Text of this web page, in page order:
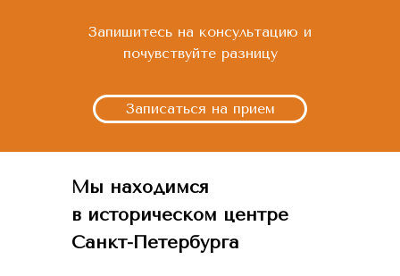
Запишитесь на консультацию и
почувствуйте разницу
Записаться на прием
Мы находимся
в историческом центре
Санкт-Петербурга